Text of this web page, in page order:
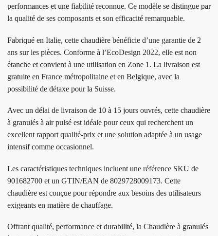
performances et une fiabilité reconnue. Ce modèle se distingue par
la qualité de ses composants et son efficacité remarquable.
Fabriqué en Italie, cette chaudière bénéficie d’une garantie de 2
ans sur les pièces. Conforme à l’EcoDesign 2022, elle est non
étanche et convient à une utilisation en Zone 1. La livraison est
gratuite en France métropolitaine et en Belgique, avec la
possibilité de détaxe pour la Suisse.
Avec un délai de livraison de 10 à 15 jours ouvrés, cette chaudière
à granulés à air pulsé est idéale pour ceux qui recherchent un
excellent rapport qualité-prix et une solution adaptée à un usage
intensif comme occasionnel.
Les caractéristiques techniques incluent une référence SKU de
901682700 et un GTIN/EAN de 8029728009173. Cette
chaudière est conçue pour répondre aux besoins des utilisateurs
exigeants en matière de chauffage.
Offrant qualité, performance et durabilité, la Chaudière à granulés